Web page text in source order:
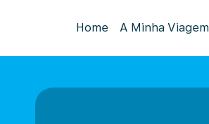
Home A Minha Viagem